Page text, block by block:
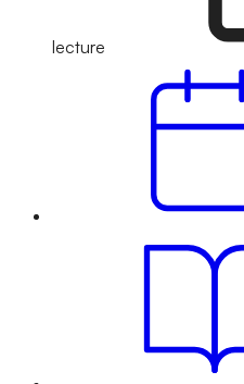
lecture